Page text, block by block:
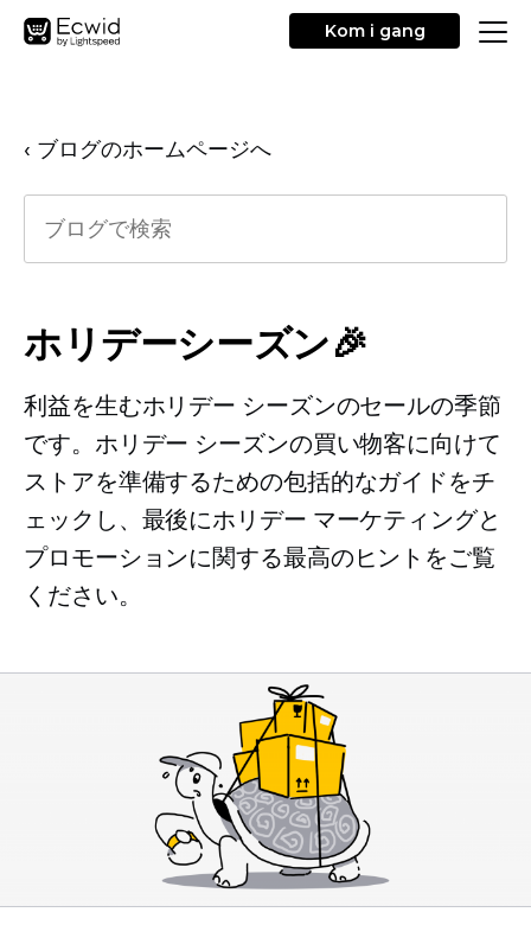
Kom i gang
‹ ブログのホームページへ
ホリデーシーズン🎉
利益を生むホリデー シーズンのセールの季節
です。ホリデー シーズンの買い物客に向けて
ストアを準備するための包括的なガイドをチ
ェックし、最後にホリデー マーケティングと
プロモーションに関する最高のヒントをご覧
ください。